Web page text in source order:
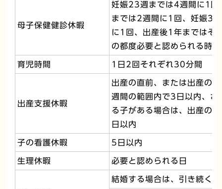
母子保健健診休暇
妊娠23週までは4週間に1
までは2週間に1回、妊娠36
に1回、出産後1年まではそ
の都度必要と認められる時間
育児時間 1日2回それぞれ30分間
出産支援休暇
出産の直前、または出産の
週間の範囲内で3日以内、さ
る子がある場合は、出産の
日以内
子の看護休暇 5日以内
生理休暇 必要と認められる日
結婚する場合は、引き続く5